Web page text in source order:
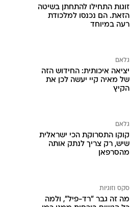
זוגות התחילו להתחתן בשיטה
הזאת. הם נכנסו למלכודת
רעה במיוחד
גלאם
יציאה איכותית: החידוש הזה
של מאיה קיי יעשה לכן את
הקיץ
גלאם
קוקו התסרוקת הכי ישראלית
שיש, רק צריך לנתק אותה
מהסרפאן
סקס וזוגיות
מה זה גבר "רד-פיל", ולמה